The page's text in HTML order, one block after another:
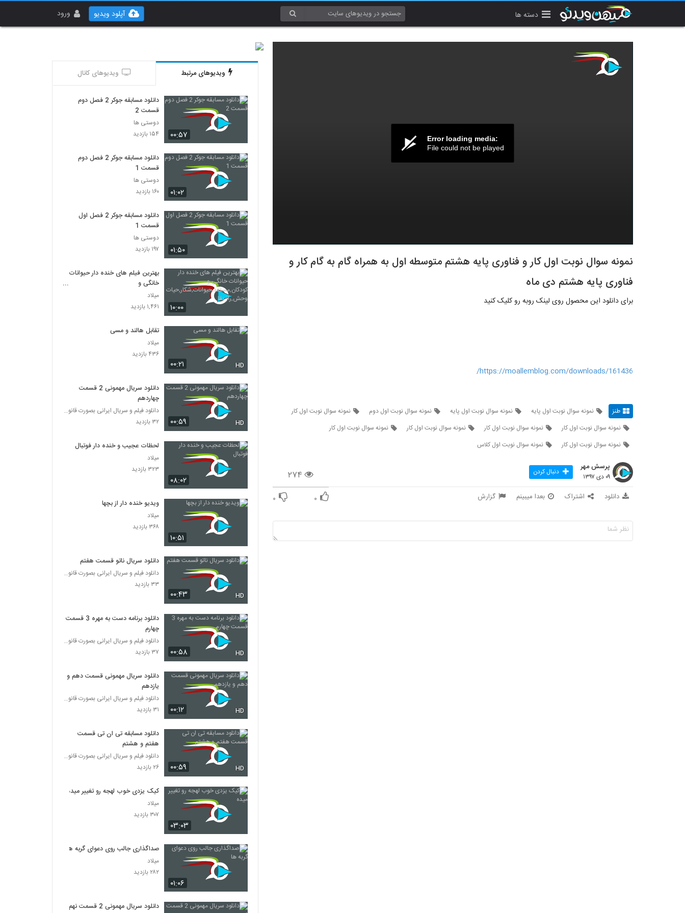
دسته ها ورود آپلود ویدیو
Error loading media:
File could not be played
نمونه سوال نوبت اول کار و فناوری پایه هشتم متوسطه اول به همراه گام به گام کار و
فناوری پایه هشتم دی ماه
برای دانلود این محصول روی لینک روبه رو کلیک کنید
https://moallemblog.com/downloads/161436/
طنز نمونه سوال نوبت اول پایه نمونه سوال نوبت اول پایه نمونه سوال نوبت اول دوم
نمونه سوال نوبت اول کار
نمونه سوال نوبت اول کار
نمونه سوال نوبت اول کار نمونه سوال نوبت اول کار
نمونه سوال نوبت اول کار
نمونه سوال نوبت اول کار
نمونه سوال نوبت اول کلاس
۲۷۴
پرسش مهر
۰۹ دی ۱۳۹۷ دنبال کردن
دانلود اشتراک بعدا میبینم گزارش ۰ ۰
ویدیوهای مرتبط ویدیوهای کانال
۰۰:۵۷
دانلود مسابقه جوکر 2 فصل دوم
قسمت 2
دوستی ها
۱۵۴ بازدید
۰۱:۰۲
دانلود مسابقه جوکر 2 فصل دوم
قسمت 1
دوستی ها
۱۶۰ بازدید
۰۱:۵۰
دانلود مسابقه جوکر 2 فصل اول
قسمت 1
دوستی ها
۱۹۷ بازدید
۱۰:۰۰
بهترین فیلم های خنده دار حیوانات
خانگی و
کودکان,مستند,حیوانات,شکار,حیات
وحش,راز بقا
میلاد
۱,۴۶۱ بازدید
۰۰:۲۱ HD
تقابل هالند و مسی
میلاد
۴۳۶ بازدید
۰۰:۵۹ HD
دانلود سریال مهمونی 2 قسمت
چهاردهم
دانلود فیلم و سریال ایرانی بصورت قانونی
۳۲ بازدید
۰۸:۰۲
لحظات عجیب و خنده دار فوتبال
میلاد
۳۲۳ بازدید
۱۰:۵۱
ویدیو خنده دار از بچها
میلاد
۳۶۸ بازدید
۰۰:۴۳ HD
دانلود سریال ناتو قسمت هفتم
دانلود فیلم و سریال ایرانی بصورت قانونی
۳۳ بازدید
۰۰:۵۸ HD
دانلود برنامه دست به مهره 3 قسمت
چهارم
دانلود فیلم و سریال ایرانی بصورت قانونی
۳۷ بازدید
۰۰:۱۲ HD
دانلود سریال مهمونی قسمت دهم و
یازدهم
دانلود فیلم و سریال ایرانی بصورت قانونی
۳۱ بازدید
۰۰:۵۹ HD
دانلود مسابقه تی ان تی قسمت
هفتم و هشتم
دانلود فیلم و سریال ایرانی بصورت قانونی
۲۶ بازدید
۰۳:۰۳
کیک یزدی خوب لهجه رو تغییر میده
میلاد
۳۰۷ بازدید
۰۱:۰۶
صداگذاری جالب روی دعوای گربه ها
میلاد
۲۸۲ بازدید
دانلود سریال مهمونی 2 قسمت نهم